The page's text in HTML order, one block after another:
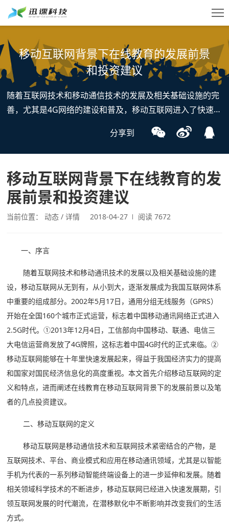
SaaS
工具
价格
下载
动态
知
识
商家登录
咨询我们 >
移动互联网背景下在线教育的发展前景
和投资建议
随着互联网技术和移动通信技术的发展及相关基础设施的完
善，尤其是4G网络的建设和普及，移动互联网进入了快速发
展期。移动互联网对人们生活的影响范围不断扩大、程度不
断加深。国家对教育信息化的高度重视，人们对在线教育认
可程度的提高，促进了在线教育的进一步发展。在介绍了移
景下，在线教育的需求更广阔、市场更开放，投资资本的介
入会加速在线教育发展。投资在线教育企业应关注其拥有的
理规范调整带来的潜在影响。
分享到
移动互联网背景下在线教育的发
展前景和投资建议
当前位置：动态 详情 2018-04-27 阅读 7672
一、序言
随着互联网技术和移动通讯技术的发展以及相关基础设施的建
设，移动互联网从无到有，从小到大，逐渐发展成为我国互联网体系
中重要的组成部分。2002年5月17日，通用分组无线服务（GPRS）
开始在全国160个城市正式运营，标志着中国移动通讯网络正式进入
2.5G时代。①2013年12月4日，工信部向中国移动、联通、电信三
大电信运营商发放了4G牌照，这标志着中国4G时代的正式来临。②
移动互联网能够在十年里快速发展起来，得益于我国经济实力的提高
和国家对国民经济信息化的高度重视。本文首先介绍移动互联网的定
义和特点，进而阐述在线教育在移动互联网背景下的发展前景以及笔
者的几点投资建议。
二、移动互联网的定义
移动互联网是移动通信技术和互联网技术紧密结合的产物，是
互联网技术、平台、商业模式和应用在移动通讯领域，尤其是以智能
手机为代表的一系列移动智能终端设备上的进一步延伸和发展。随着
相关领域科学技术的不断进步，移动互联网已经进入快速发展期，引
领互联网发展的时代潮流，在潜移默化中不断影响并改变我们的生活
方式。